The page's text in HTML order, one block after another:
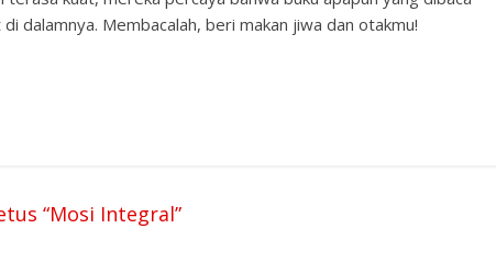
dalamnya. Membacalah, beri makan jiwa dan otakmu!
“Mosi Integral”